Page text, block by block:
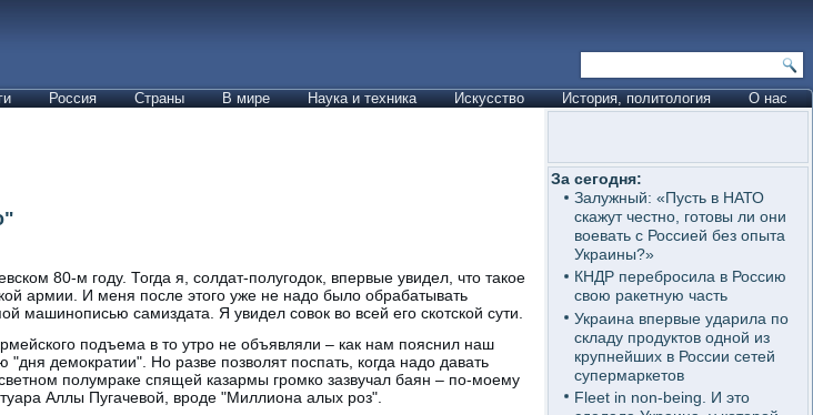
Россия Страны В мире Наука и техника Искусство История, политология О нас
80-м году. Тогда я, солдат-полугодок, впервые увидел, что такое
армии. И меня после этого уже не надо было обрабатывать
машинописью самиздата. Я увидел совок во всей его скотской сути.
подъема в то утро не объявляли – как нам пояснил наш
"дня демократии". Но разве позволят поспать, когда надо давать
полумраке спящей казармы громко зазвучал баян – по-моему
Аллы Пугачевой, вроде "Миллиона алых роз".
За сегодня:
Залужный: «Пусть в НАТО
скажут честно, готовы ли они
воевать с Россией без опыта
Украины?»
КНДР перебросила в Россию
свою ракетную часть
Украина впервые ударила по
складу продуктов одной из
крупнейших в России сетей
супермаркетов
Fleet in non-being. И это